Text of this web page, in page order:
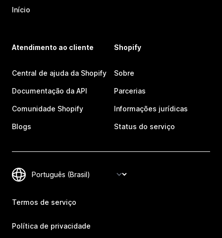
Início
Atendimento ao cliente
Central de ajuda da Shopify
Documentação da API
Comunidade Shopify
Blogs
Shopify
Sobre
Parcerias
Informações jurídicas
Status do serviço
Termos de serviço
Política de privacidade